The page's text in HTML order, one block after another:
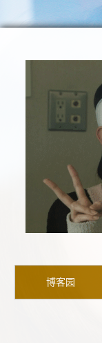
博客园